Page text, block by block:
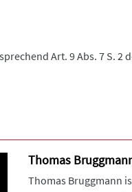
Art. 9 Abs. 7 S. 2
Thomas
Thomas Bruggmann